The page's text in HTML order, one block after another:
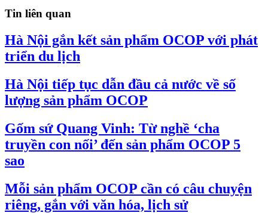
Tin liên quan
Hà Nội gắn kết sản phẩm OCOP với phát
triển du lịch
Hà Nội tiếp tục dẫn đầu cả nước về số
lượng sản phẩm OCOP
Gốm sứ Quang Vinh: Từ nghề ‘cha
truyền con nối’ đến sản phẩm OCOP 5
sao
Mỗi sản phẩm OCOP cần có câu chuyện
riêng, gắn với văn hóa, lịch sử